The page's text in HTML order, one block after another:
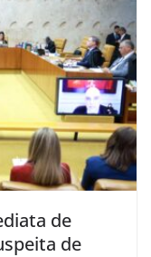
de
de